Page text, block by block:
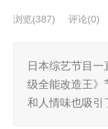
浏览(387) 评论(0)
日本综艺节目
级全能改造王》
和人情味也吸